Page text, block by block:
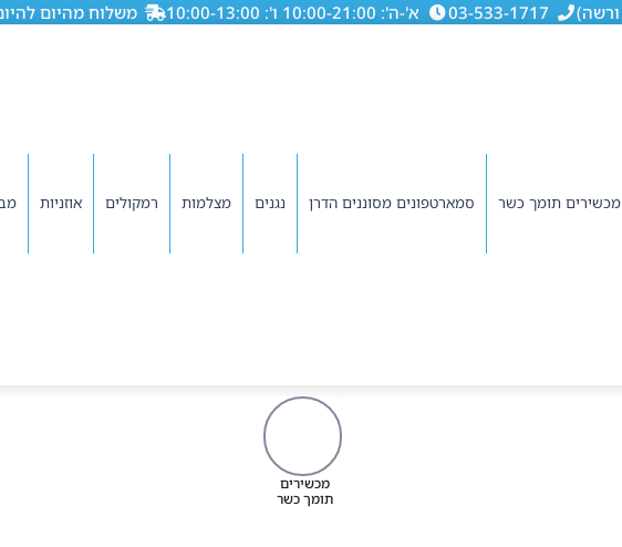
03-533-1717 א'-ה': 10:00-21:00 ו': 10:00-13:00 משלוח מהיום
מכשירים תומך כשר סמארטפונים מסוננים הדרן נגנים מצלמות רמקולים אוזניות
מכשירים
תומך כשר